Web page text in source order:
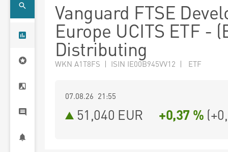
Vanguard FTSE
Europe UCITS ETF -
Distributing
WKN A1T8FS | ISIN IE00B945VV12 | ETF
07.08.26 21:55
51,040 EUR +0,37 % (